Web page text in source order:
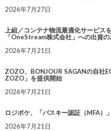
2026年7月27日
上組／コンテナ物流最適化サービス
「OneStream株式会社」への出資
2026年7月21日
ZOZO、BONJOUR SAGANの自社
ZOZO」を提供開始
2026年7月21日
ロジポケ、「パスキー認証（MFA）
2026年7月21日